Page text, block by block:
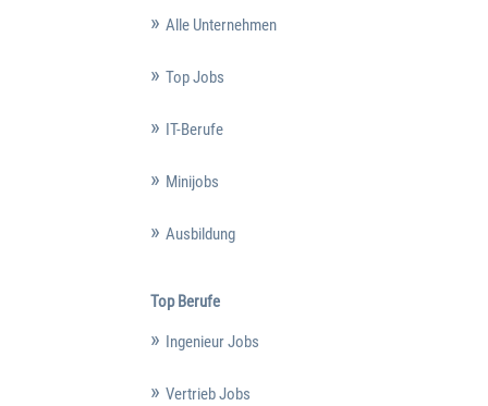
Alle Unternehmen
Top Jobs
IT-Berufe
Minijobs
Ausbildung
Top Berufe
Ingenieur Jobs
Vertrieb Jobs